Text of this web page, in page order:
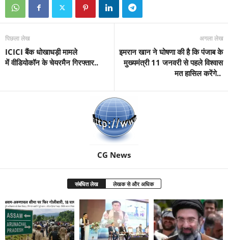
पिछला लेख
ICICI बैंक धोखाधड़ी मामले
में वीडियोकॉन के चेयरमैन गिरफ्तार..
अगला लेख
इमरान खान ने घोषणा की है कि पंजाब के
मुख्यमंत्री 11 जनवरी से पहले विश्वास
मत हासिल करेंगे..
CG News
संबंधित लेख लेखक से और अधिक